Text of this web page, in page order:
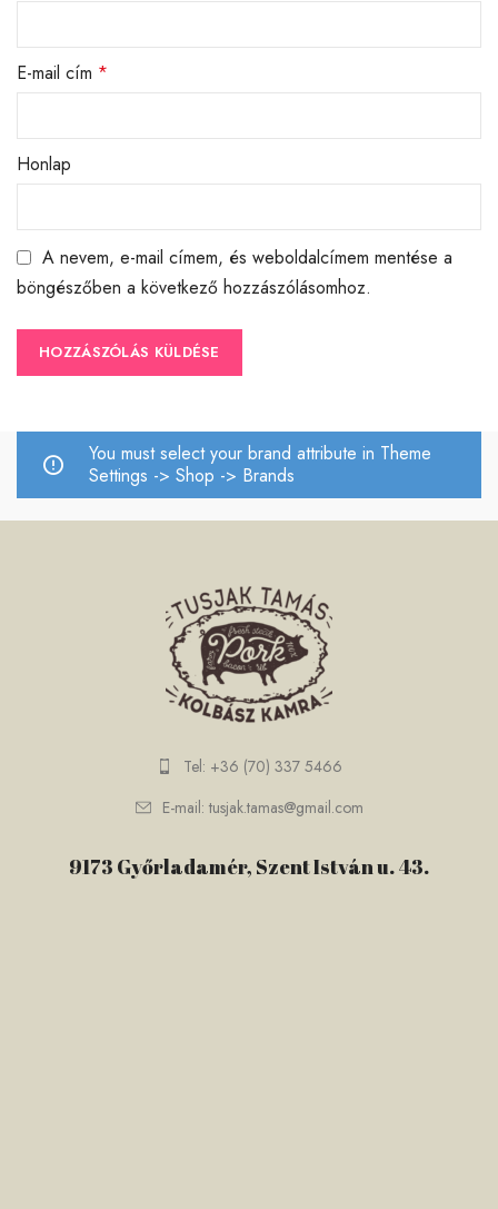
E-mail cím *
Honlap
A nevem, e-mail címem, és weboldalcímem mentése a
böngészőben a következő hozzászólásomhoz.
You must select your brand attribute in Theme
Settings -> Shop -> Brands
Tel: +36 (70) 337 5466
E-mail: tusjak.tamas@gmail.com
9173 Győrladamér, Szent István u. 43.